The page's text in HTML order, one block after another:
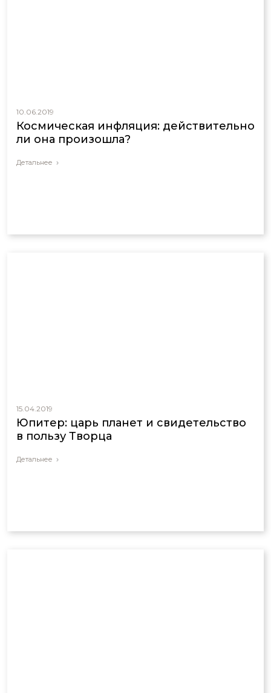
10.06.2019
Космическая инфляция: действительно
ли она произошла?
Детальнее
15.04.2019
Юпитер: царь планет и свидетельство
в пользу Творца
Детальнее